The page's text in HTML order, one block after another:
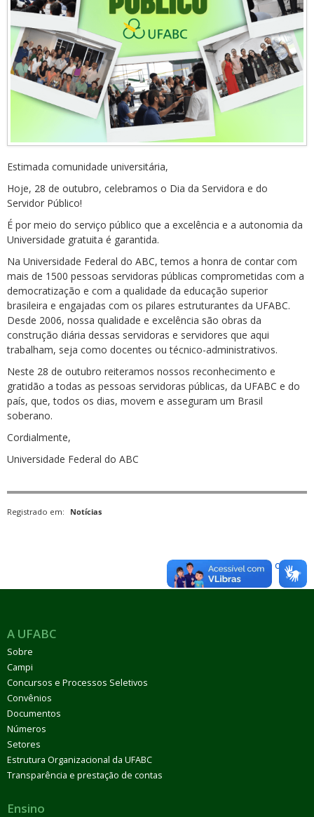
Estimada comunidade universitária,
Hoje, 28 de outubro, celebramos o Dia da Servidora e do
Servidor Público!
É por meio do serviço público que a excelência e a autonomia da
Universidade gratuita é garantida.
Na Universidade Federal do ABC, temos a honra de contar com
mais de 1500 pessoas servidoras públicas comprometidas com a
democratização e com a qualidade da educação superior
brasileira e engajadas com os pilares estruturantes da UFABC.
Desde 2006, nossa qualidade e excelência são obras da
construção diária dessas servidoras e servidores que aqui
trabalham, seja como docentes ou técnico-administrativos.
Neste 28 de outubro reiteramos nossos reconhecimento e
gratidão a todas as pessoas servidoras públicas, da UFABC e do
país, que, todos os dias, movem e asseguram um Brasil
soberano.
Cordialmente,
Universidade Federal do ABC
Registrado em: Notícias
Voltar para o topo
A UFABC
Sobre
Campi
Concursos e Processos Seletivos
Convênios
Documentos
Números
Setores
Estrutura Organizacional da UFABC
Transparência e prestação de contas
Ensino